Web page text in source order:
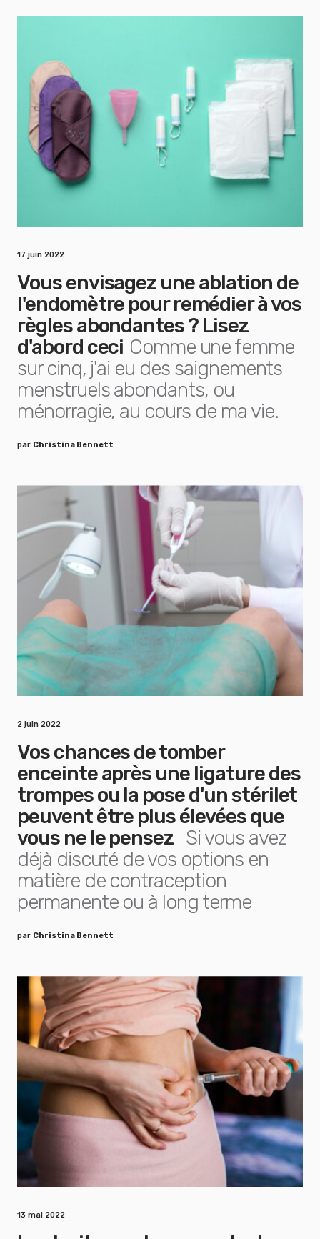
17 juin 2022
Vous envisagez une ablation de
l'endomètre pour remédier à vos
règles abondantes ? Lisez
d'abord ceci Comme une femme
sur cinq, j'ai eu des saignements
menstruels abondants, ou
ménorragie, au cours de ma vie.
par Christina Bennett
2 juin 2022
Vos chances de tomber
enceinte après une ligature des
trompes ou la pose d'un stérilet
peuvent être plus élevées que
vous ne le pensez Si vous avez
déjà discuté de vos options en
matière de contraception
permanente ou à long terme
par Christina Bennett
13 mai 2022